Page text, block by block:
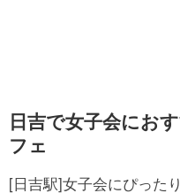
日吉で女子会にお
フェ
[日吉駅]女子会にぴった